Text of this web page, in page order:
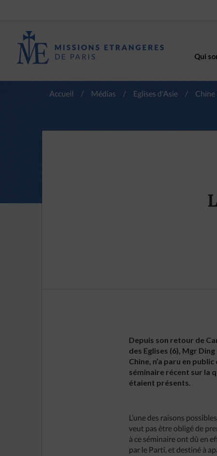
Qui
Accueil / Médias / Eglises d'Asie / Chine
Depuis son retour de
des Eglises (6), Mgr
Chine, n’a paru en
séminaire récent sur la
étaient présents.
L’une des raisons
veut pas être obligé de
à ce séminaire ont dû en
par le Parti, et destiné à